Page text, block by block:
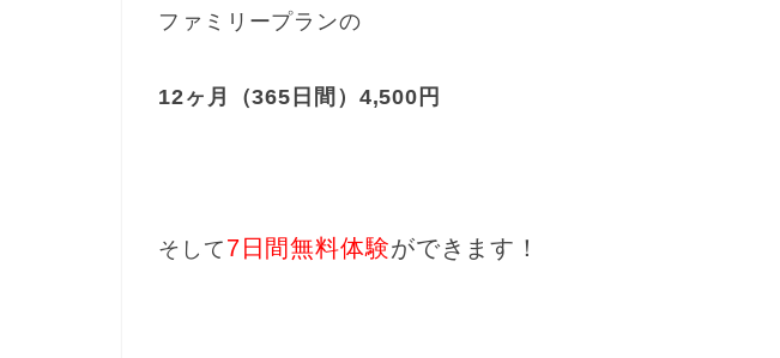
ファミリープランの
12ヶ月（365日間）4,500円
そして 7日間無料体験ができます！